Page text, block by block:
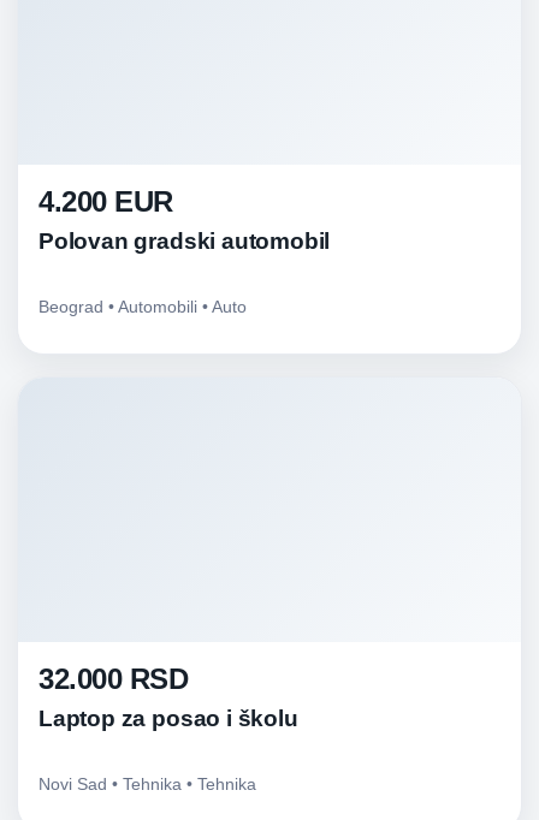
4.200 EUR
Polovan gradski automobil
Beograd • Automobili • Auto
32.000 RSD
Laptop za posao i školu
Novi Sad • Tehnika • Tehnika